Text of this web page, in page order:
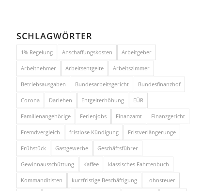
SCHLAGWÖRTER
1% Regelung Anschaffungskosten Arbeitgeber
Arbeitnehmer Arbeitsentgelte Arbeitszimmer
Betriebsausgaben Bundesarbeitsgericht Bundesfinanzhof
Corona Darlehen Entgelterhöhung EÜR
Familienangehörige Ferienjobs Finanzamt Finanzgericht
Fremdvergleich fristlose Kündigung Fristverlängerunge
Frühstück Gastgewerbe Geschäftsführer
Gewinnausschüttung Kaffee klassisches Fahrtenbuch
Kommanditisten kurzfristige Beschäftigung Lohnsteuer